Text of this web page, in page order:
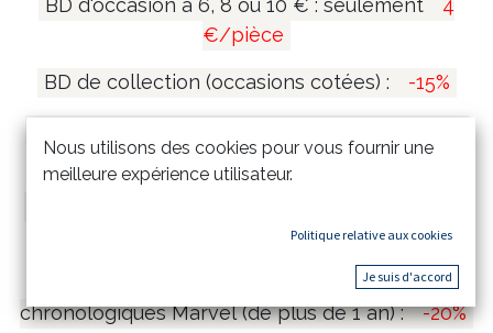
BD d'occasion à 6, 8 ou 10 € : seulement
4
€/pièce
BD de collection (occasions cotées) : -15%
:
-20%
-15%
Comics Marvel Omnibus & Intégrales
chronologiques Marvel (de plus de 1 an) : -20%
Nous utilisons des cookies pour vous fournir une
meilleure expérience utilisateur.
Politique relative aux cookies
Je suis d'accord